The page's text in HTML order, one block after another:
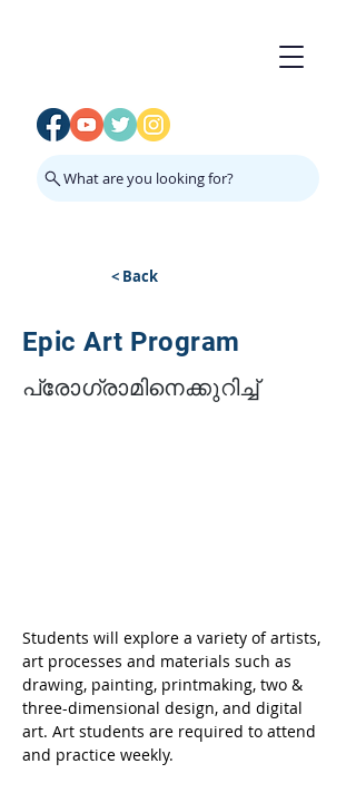
What are you looking for?
< Back
Epic Art Program
പ്രോഗ്രാമിനെക്കുറിച്ച്
Students will explore a variety of artists,
art processes and materials such as
drawing, painting, printmaking, two &
three-dimensional design, and digital
art. Art students are required to attend
and practice weekly.